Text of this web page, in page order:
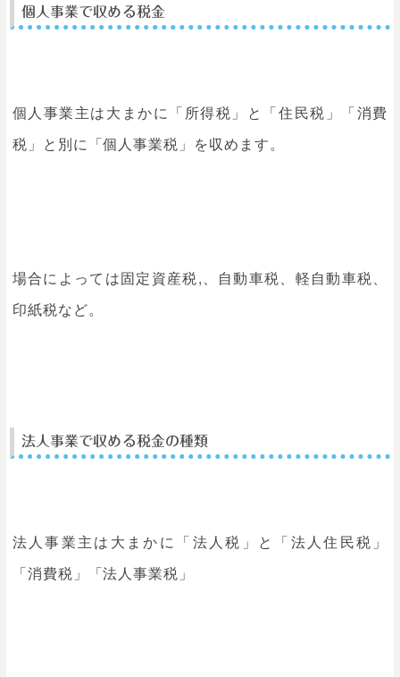
個人事業で収める税金
個人事業主は大まかに「所得税」と「住民税」「消費
税」と別に「個人事業税」を収めます。
場合によっては固定資産税,、自動車税、軽自動車税、
印紙税など。
法人事業で収める税金の種類
法人事業主は大まかに「法人税」と「法人住民税」
「消費税」「法人事業税」